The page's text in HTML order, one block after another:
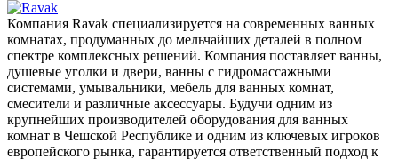
Компания Ravak специализируется на современных ванных
комнатах, продуманных до мельчайших деталей в полном
спектре комплексных решений. Компания поставляет ванны,
душевые уголки и двери, ванны с гидромассажными
системами, умывальники, мебель для ванных комнат,
смесители и различные аксессуары. Будучи одним из
крупнейших производителей оборудования для ванных
комнат в Чешской Республике и одним из ключевых игроков
европейского рынка, гарантируется ответственный подход к